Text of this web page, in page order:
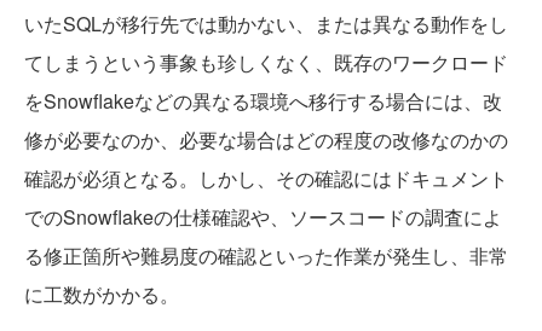
いたSQLが移行先では動かない、または異なる動作をし
てしまうという事象も珍しくなく、既存のワークロード
をSnowflakeなどの異なる環境へ移行する場合には、改
修が必要なのか、必要な場合はどの程度の改修なのかの
確認が必須となる。しかし、その確認にはドキュメント
でのSnowflakeの仕様確認や、ソースコードの調査によ
る修正箇所や難易度の確認といった作業が発生し、非常
に工数がかかる。